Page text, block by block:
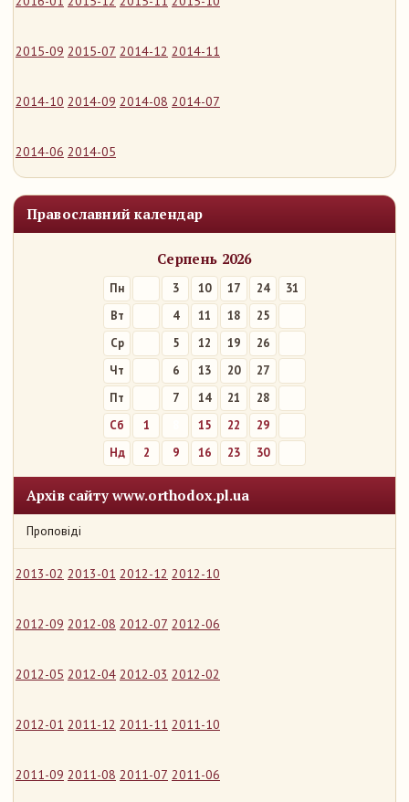
2015-09 2015-07 2014-12 2014-11
2014-10 2014-09 2014-08 2014-07
2014-06 2014-05
Православний календар
Серпень 2026
Пн 3 10 17 24
31
Вт
4 11 18
25
Ср
5 12 19
26
Чт
6 13 20
27
Пт
7 14 21
28
Сб
1 15 22
29
Нд
2 9 16 23 30
Архів сайту www.orthodox.pl.ua
Проповіді
2013-02 2013-01 2012-12 2012-10
2012-09 2012-08 2012-07 2012-06
2012-05 2012-04 2012-03 2012-02
2012-01 2011-12 2011-11 2011-10
2011-09 2011-08 2011-07 2011-06